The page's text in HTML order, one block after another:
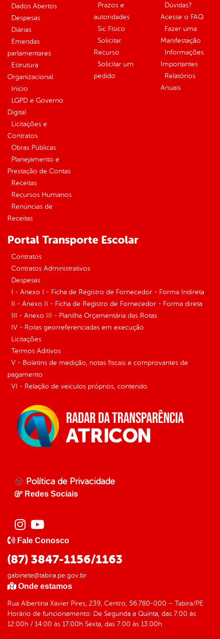
Dados Abertos
Despesas
Diárias
Emendas
parlamentares
Estrutura
Organizacional
Inicio
LGPD e Governo
Digital
Licitações e
Contratos
Obras Públicas
Planejamento e
Prestação de Contas
Receitas
Recursos Humanos
Renúncias de
Receitas
Prazos e
autoridades
Sic Físico
Solicitar
Recurso
Solicitar um
pedido
Dúvidas?
Acesse o FAQ
Fazer uma
Manifestação
Informações
Importantes
Relatórios
Anuais
Portal Transporte Escolar
Contratos
Contratos Administrativos
Despesas
I - Anexo I - Ficha de Registro de Fornecedor - Forma Indireta
II - Anexo II - Ficha de Registro de Fornecedor - Forma direta
III - Anexo III - Planilha Orçamentária das Rotas
IV - Rotas georreferenciadas em execução
Licitações
Termos Aditivos
V - Boletins de medição, notas fiscais e comprovantes de
pagamento
VI - Relação de veículos próprios, contendo
Política de Privacidade
Redes Sociais
Fale Conosco
(87) 3847-1156/1163
gabinete@tabira.pe.gov.br
Onde estamos
Rua Albertina Xavier Pires, 239, Centro, 56.780-000 – Tabira/PE
Horário de funcionamento: De Segunda a Quinta, das 7:00 às
12:00h / 14:00 às 17:00h Sexta, das 7:00 às 13:00h